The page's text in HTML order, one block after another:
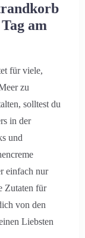
am
für viele,
zu
solltest du
in der
und
einfach nur
Zutaten für
von den
Liebsten